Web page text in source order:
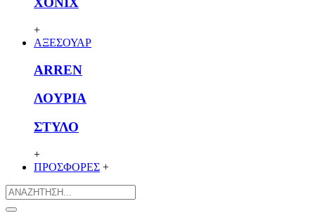
+
ΑΞΕΣΟΥΑΡ
ARREN
ΛΟΥΡΙΑ
ΣΤΥΛΟ
+
ΠΡΟΣΦΟΡΕΣ +